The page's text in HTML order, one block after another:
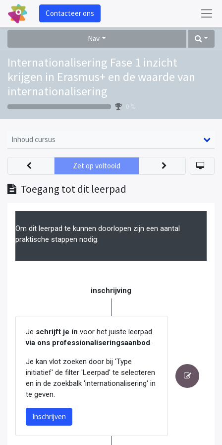
Contacteer ons
Nav
Internationalisering Fase 1 inzicht
krijgen in Erasmus+ en de waarde van
internationalisering
0 %
Inhoud cursus
Toegang tot dit leerpad
Zet op voltooid
Om dit leerpad te kunnen doorlopen zijn een aantal
praktische stappen nodig:
inschrijving
Je schrijft je in voor het juiste leerpad
via ons professionaliseringsaanbod
Je kan vlot zoeken door bij 'Type
initiatief' de filter 'Leerpad' te selecteren
en in de zoekbalk 'internationalisering' in
te geven.
Inschrijven